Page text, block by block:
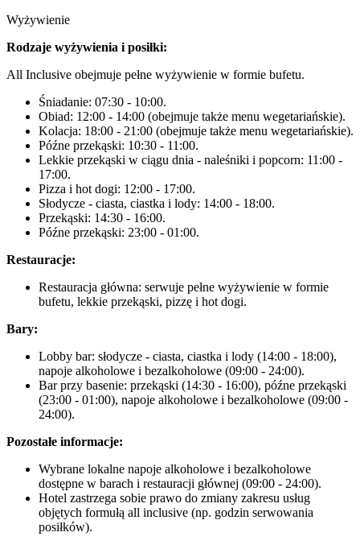
Wyżywienie
Rodzaje wyżywienia i posiłki:
All Inclusive obejmuje pełne wyżywienie w formie bufetu.
Śniadanie: 07:30 - 10:00.
Obiad: 12:00 - 14:00 (obejmuje także menu wegetariańskie).
Kolacja: 18:00 - 21:00 (obejmuje także menu wegetariańskie).
Późne przekąski: 10:30 - 11:00.
Lekkie przekąski w ciągu dnia - naleśniki i popcorn: 11:00 -
17:00.
Pizza i hot dogi: 12:00 - 17:00.
Słodycze - ciasta, ciastka i lody: 14:00 - 18:00.
Przekąski: 14:30 - 16:00.
Późne przekąski: 23:00 - 01:00.
Restauracje:
Restauracja główna: serwuje pełne wyżywienie w formie
bufetu, lekkie przekąski, pizzę i hot dogi.
Bary:
Lobby bar: słodycze - ciasta, ciastka i lody (14:00 - 18:00),
napoje alkoholowe i bezalkoholowe (09:00 - 24:00).
Bar przy basenie: przekąski (14:30 - 16:00), późne przekąski
(23:00 - 01:00), napoje alkoholowe i bezalkoholowe (09:00 -
24:00).
Pozostałe informacje:
Wybrane lokalne napoje alkoholowe i bezalkoholowe
dostępne w barach i restauracji głównej (09:00 - 24:00).
Hotel zastrzega sobie prawo do zmiany zakresu usług
objętych formułą all inclusive (np. godzin serwowania
posiłków).